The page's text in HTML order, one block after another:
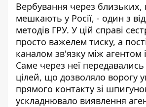
Вербування через
мешкають у Росії, - один з
методів ГРУ. У цій справі
просто важелем тиску, а
каналом зв'язку між агентом
Саме через неї
цілей, що дозволяло ворогу
прямого контакту зі
ускладнювало виявлення